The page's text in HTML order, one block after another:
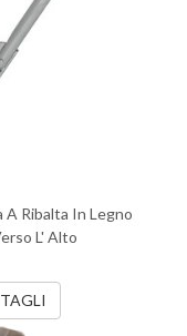
Ribalta In Legno
L' Alto